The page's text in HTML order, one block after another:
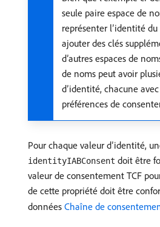
seule paire espace de
représenter l’identité
ajouter des clés
d’autres espaces de
de noms peut avoir
d’identité, chacune
préférences de
Pour chaque valeur d’identité,
identityIABConsent doit être
valeur de consentement TCF
de cette propriété doit être
données Chaîne de